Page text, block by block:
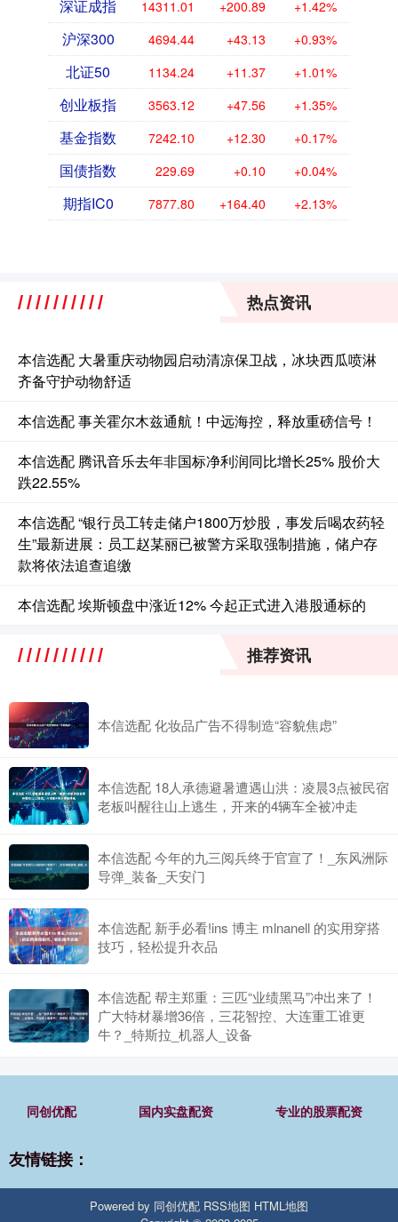
深证成指 14311.01 +200.89 +1.42%
沪深300 4694.44 +43.13 +0.93%
北证50 1134.24 +11.37 +1.01%
创业板指 3563.12 +47.56 +1.35%
基金指数 7242.10 +12.30 +0.17%
国债指数 229.69 +0.10 +0.04%
期指IC0 7877.80 +164.40 +2.13%
热点资讯
本信选配 大暑重庆动物园启动清凉保卫战，冰块西瓜喷淋
齐备守护动物舒适
本信选配 事关霍尔木兹通航！中远海控，释放重磅信号！
本信选配 腾讯音乐去年非国标净利润同比增长25% 股价大
跌22.55%
本信选配 “银行员工转走储户1800万炒股，事发后喝农药轻
生”最新进展：员工赵某丽已被警方采取强制措施，储户存
款将依法追查追缴
本信选配 埃斯顿盘中涨近12% 今起正式进入港股通标的
推荐资讯
本信选配 化妆品广告不得制造“容貌焦虑”
本信选配 18人承德避暑遭遇山洪：凌晨3点被民宿
老板叫醒往山上逃生，开来的4辆车全被冲走
本信选配 今年的九三阅兵终于官宣了！_东风洲际
导弹_装备_天安门
本信选配 新手必看!ins 博主 mlnanell 的实用穿搭
技巧，轻松提升衣品
本信选配 帮主郑重：三匹“业绩黑马”冲出来了！
广大特材暴增36倍，三花智控、大连重工谁更
牛？_特斯拉_机器人_设备
同创优配 国内实盘配资 专业的股票配资
友情链接：
Powered by 同创优配 RSS地图 HTML地图